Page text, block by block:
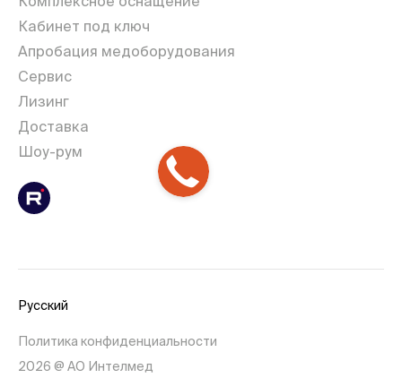
Кабинет под ключ
Апробация медоборудования
Сервис
Лизинг
Доставка
Шоу-рум
Русский
Политика конфиденциальности
2026 @ АО Интелмед